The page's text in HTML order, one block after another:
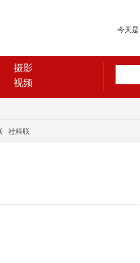
今天是
摄影
视频
社科联